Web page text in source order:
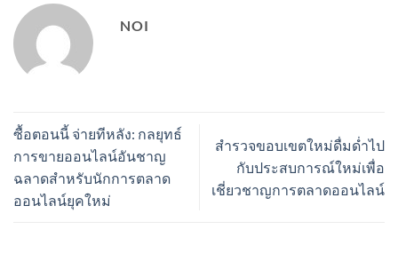
NOI
ซื้อตอนนี้ จ่ายทีหลัง: กลยุทธ์
การขายออนไลน์อันชาญ
ฉลาดสำหรับนักการตลาด
ออนไลน์ยุคใหม่
สำรวจขอบเขตใหม่ดื่มด่ำไป
กับประสบการณ์ใหม่เพื่อ
เชี่ยวชาญการตลาดออนไลน์